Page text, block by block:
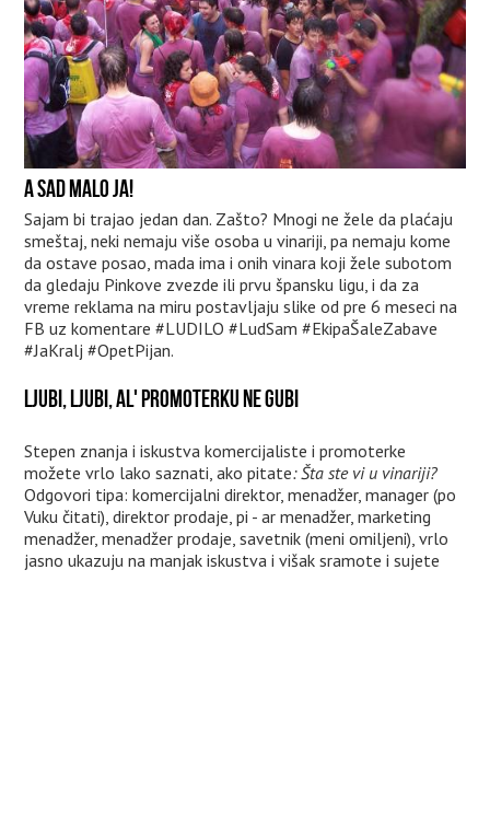
A SAD MALO JA!
Sajam bi trajao jedan dan. Zašto? Mnogi ne žele da plaćaju
smeštaj, neki nemaju više osoba u vinariji, pa nemaju kome
da ostave posao, mada ima i onih vinara koji žele subotom
da gledaju Pinkove zvezde ili prvu špansku ligu, i da za
vreme reklama na miru postavljaju slike od pre 6 meseci na
FB uz komentare #LUDILO #LudSam #EkipaŠaleZabave
#JaKralj #OpetPijan.
LJUBI, LJUBI, AL' PROMOTERKU NE GUBI
Stepen znanja i iskustva komercijaliste i promoterke
možete vrlo lako saznati, ako pitate: Šta ste vi u vinariji?
Odgovori tipa: komercijalni direktor, menadžer, manager (po
Vuku čitati), direktor prodaje, pi - ar menadžer, marketing
menadžer, menadžer prodaje, savetnik (meni omiljeni), vrlo
jasno ukazuju na manjak iskustva i višak sramote i sujete